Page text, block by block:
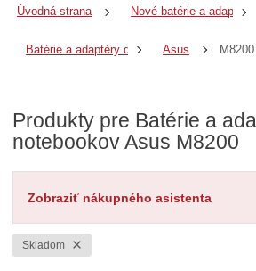
Úvodná strana Nové batérie a adaptéry
Batérie a adaptéry do notebookov
Asus M8200
Produkty pre Batérie a
notebookov Asus M8200
Zobraziť nákupného asistenta
Skladom